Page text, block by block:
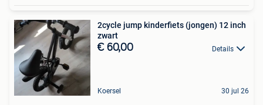
2cycle jump kinderfiets (jongen) 12 inch
zwart
€ 60,00 Details
Koersel 30 jul 26